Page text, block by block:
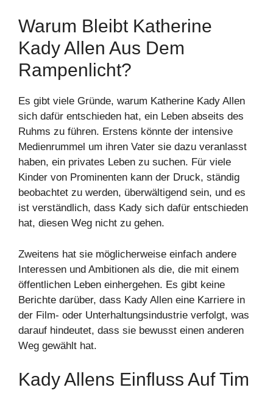
Warum Bleibt Katherine
Kady Allen Aus Dem
Rampenlicht?
Es gibt viele Gründe, warum Katherine Kady Allen
sich dafür entschieden hat, ein Leben abseits des
Ruhms zu führen. Erstens könnte der intensive
Medienrummel um ihren Vater sie dazu veranlasst
haben, ein privates Leben zu suchen. Für viele
Kinder von Prominenten kann der Druck, ständig
beobachtet zu werden, überwältigend sein, und es
ist verständlich, dass Kady sich dafür entschieden
hat, diesen Weg nicht zu gehen.
Zweitens hat sie möglicherweise einfach andere
Interessen und Ambitionen als die, die mit einem
öffentlichen Leben einhergehen. Es gibt keine
Berichte darüber, dass Kady Allen eine Karriere in
der Film- oder Unterhaltungsindustrie verfolgt, was
darauf hindeutet, dass sie bewusst einen anderen
Weg gewählt hat.
Kady Allens Einfluss Auf Tim